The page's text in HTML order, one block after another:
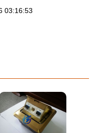
03:16:53